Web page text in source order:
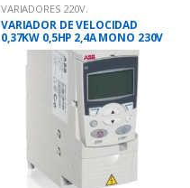
VARIADORES 220V.
VARIADOR DE VELOCIDAD
0,37KW 0,5HP 2,4A MONO 230V
ACS355